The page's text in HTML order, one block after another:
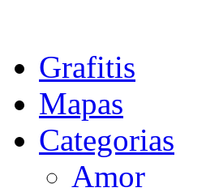
Grafitis
Mapas
Categorias
Amor